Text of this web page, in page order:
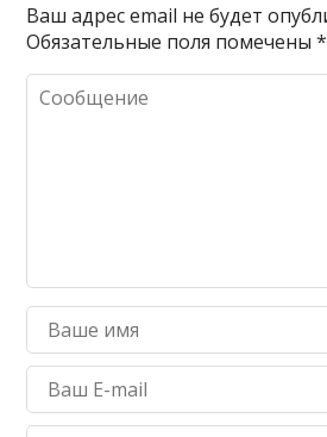
Ваш адрес email не будет
Обязательные поля помечены*